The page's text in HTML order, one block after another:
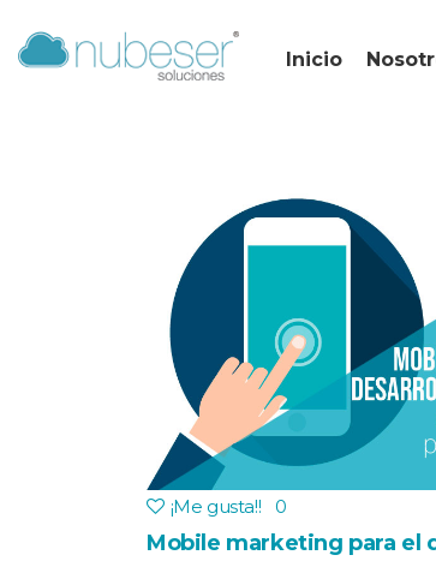
Inicio
¡Me gusta!! 0
Mobile marketing para el